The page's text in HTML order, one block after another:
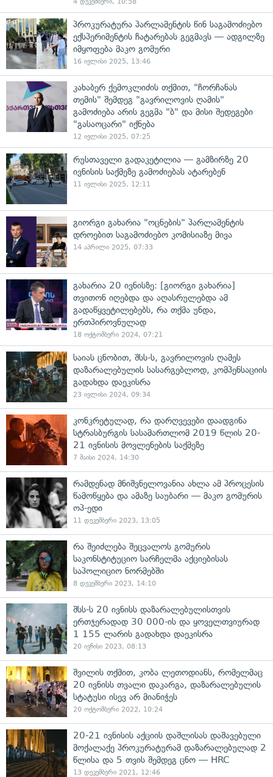
პროკურატურა პარლამენტის წინ საგამოძიებო
ექსპერიმენტის ჩატარებას გეგმავს — ადგილზე
იმყოფება მაკო გომური
16 ივლისი 2025, 13:46
კახაბერ ქემოკლიძის თქმით, "ჩორჩანას
თემის" შემდეგ "გავრილოვის ღამის"
გამოძიება არის გეგმა "ბ" და მისი შედეგები
"გასაოცარი" იქნება
12 ივლისი 2025, 07:25
რუსთაველი გადაკეტილია — გამზირზე 20
ივნისის საქმეზე გამოძიებას ატარებენ
11 ივლისი 2025, 12:11
გიორგი გახარია "ოცნების" პარლამენტის
დროებით საგამოძიებო კომისიაზე მივა
14 აპრილი 2025, 07:33
გახარია 20 ივნისზე: [გიორგი გახარია]
თვითონ იღებდა და აღასრულებდა ამ
გადაწყვეტილებებს, რა თქმა უნდა,
ერთპიროვნულად
18 ოქტომბერი 2024, 07:21
საიას ცნობით, შსს-ს, გავრილოვის ღამეს
დაზარალებულის სასარგებლოდ, კომპენსაციის
გადახდა დაეკისრა
23 ივლისი 2024, 09:34
კონკრეტულად, რა დარღვევები დაადგინა
სტრასბურგის სასამართლომ 2019 წლის 20-
21 ივნისის მოვლენების საქმეზე
7 მაისი 2024, 14:30
რამდენად მნიშვნელოვანია ახლა ამ პროცესის
წამოწყება და ამაზე საუბარი — მაკო გომურის
ოპ-ედი
11 დეკემბერი 2023, 13:05
რა შეიძლება შეცვალოს გომურის
საკონსტიტუციო სარჩელმა აქციებისას
საპოლიციო ნორმებში
8 დეკემბერი 2023, 14:10
შსს-ს 20 ივნისს დაზარალებულისთვის
ერთჯერადად 30 000-ის და ყოველთვიურად
1 155 ლარის გადახდა დაეკისრა
20 ივნისი 2023, 08:13
შვილის თქმით, კობა ლეთოდიანს, რომელმაც
20 ივნისს თვალი დაკარგა, დაზარალებულის
სტატუსი ისევ არ მიანიჭეს
20 ოქტომბერი 2022, 10:24
20-21 ივნისის აქციის დაშლისას დაშავებული
მოქალაქე პროკურატურამ დაზარალებულად 2
წლისა და 5 თვის შემდეგ ცნო — HRC
13 დეკემბერი 2021, 12:46